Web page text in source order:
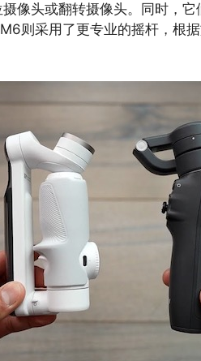
像头或翻转摄像头。同时，
则采用了更专业的摇杆，根